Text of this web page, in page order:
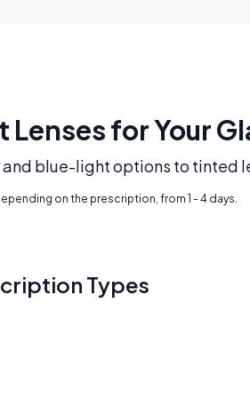
for Your
blue-light options to tinted
on the prescription, from 1 - 4 days.
Types